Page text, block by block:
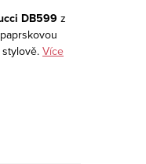
DB599 z
Více